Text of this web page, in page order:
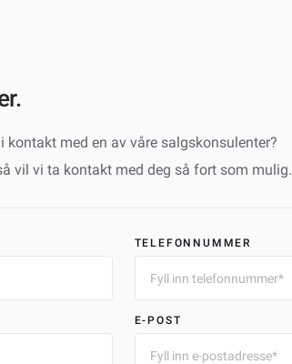
kontakt med en av våre salgskonsulenter?
vil vi ta kontakt med deg så fort som mulig.
TELEFONNUMMER
E-POST